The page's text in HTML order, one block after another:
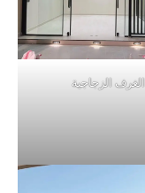
الغرف الزجاجية